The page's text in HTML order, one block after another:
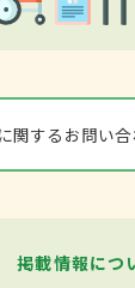
関するお問い
掲載情報につ